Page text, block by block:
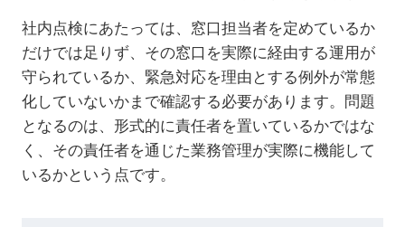
社内点検にあたっては、窓口担当者を定めているか
だけでは足りず、その窓口を実際に経由する運用が
守られているか、緊急対応を理由とする例外が常態
化していないかまで確認する必要があります。問題
となるのは、形式的に責任者を置いているかではな
く、その責任者を通じた業務管理が実際に機能して
いるかという点です。